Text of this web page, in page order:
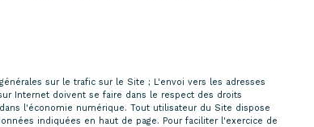
sur le trafic sur le Site ; L'envoi vers les adresses
Internet doivent se faire dans le respect des droits
l'économie numérique. Tout utilisateur du Site dispose
indiquées en haut de page. Pour faciliter l'exercice de